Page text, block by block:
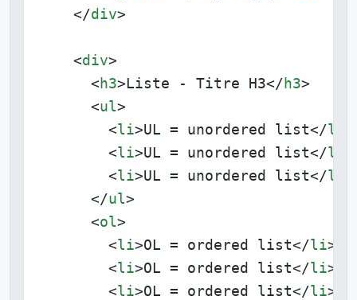
</div>
<div>
< h3>Liste - Titre H3</ h3>
<ul>
<li>UL = unordered list</li
<li>UL = unordered list</li
<li>UL = unordered list</li
</ul>
<ol>
<li>OL = ordered list</li>
<li>OL = ordered list</li>
<li>OL = ordered list</li>